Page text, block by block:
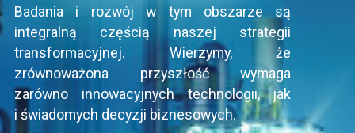
Badania i rozwój w tym obszarze są
integralną częścią naszej strategii
transformacyjnej. Wierzymy, że
zrównoważona przyszłość wymaga
zarówno innowacyjnych technologii, jak
i świadomych decyzji biznesowych.